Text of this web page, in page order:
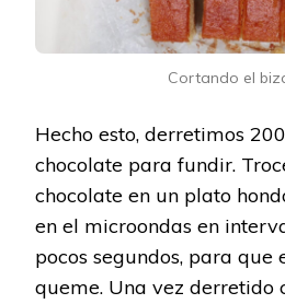
Cortando el
Hecho esto, derretimos
chocolate para fundir.
chocolate en un plato
en el microondas en
pocos segundos, para que
queme. Una vez derretido